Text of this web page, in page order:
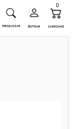
PESQUISAR ENTRAR CARRINHO
0